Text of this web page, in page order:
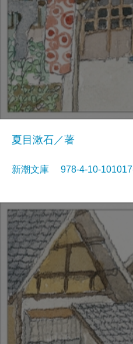
夏目漱石／著
新潮文庫 978-4-10-